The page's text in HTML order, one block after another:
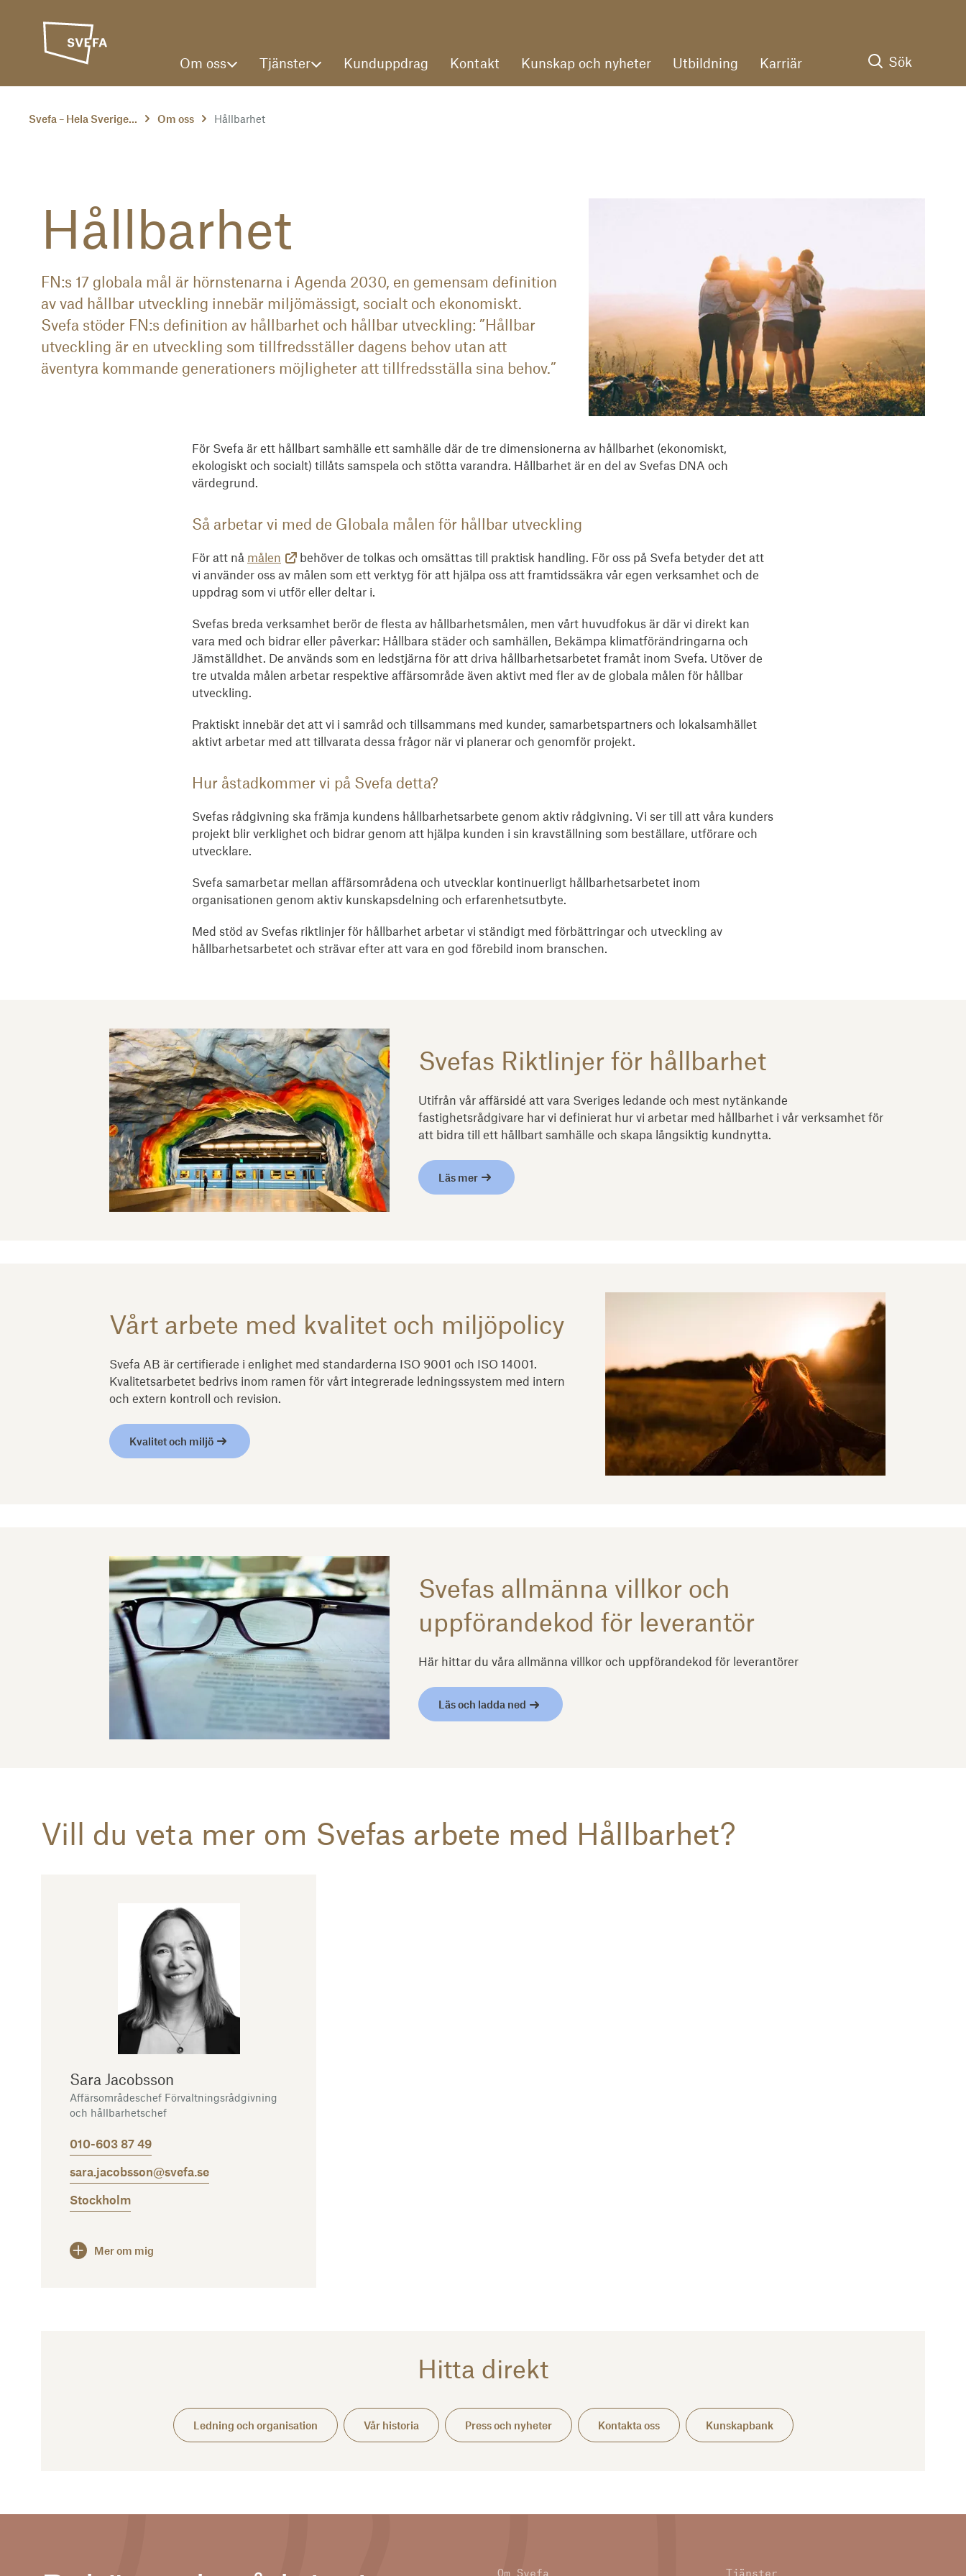
Om oss Tjänster Kunduppdrag Kontakt Kunskap och nyheter Utbildning Karriär Sök
Svefa – Hela Sverige... Om oss Håll­bar­het
Håll­bar­het
FN:s 17 globala mål är hörnstenarna i Agenda 2030, en gemensam definition
av vad hållbar utveckling innebär miljömässigt, socialt och ekonomiskt.
Svefa stöder FN:s definition av hållbarhet och hållbar utveckling: ”Hållbar
utveckling är en utveckling som tillfredsställer dagens behov utan att
äventyra kommande generationers möjligheter att tillfredsställa sina behov.”
För Svefa är ett hållbart samhälle ett samhälle där de tre dimensionerna av hållbarhet (ekonomiskt,
ekologiskt och socialt) tillåts samspela och stötta varandra. Hållbarhet är en del av Svefas DNA och
värdegrund.
Så arbetar vi med de Globala målen för hållbar utveckling
För att nå målen
behöver de tolkas och omsättas till praktisk handling. För oss på Svefa betyder det att
vi använder oss av målen som ett verktyg för att hjälpa oss att framtidssäkra vår egen verksamhet och de
uppdrag som vi utför eller deltar i.
Svefas breda verksamhet berör de flesta av hållbarhetsmålen, men vårt huvudfokus är där vi direkt kan
vara med och bidrar eller påverkar: Hållbara städer och samhällen, Bekämpa klimatförändringarna och
Jämställdhet. De används som en ledstjärna för att driva hållbarhetsarbetet framåt inom Svefa. Utöver de
tre utvalda målen arbetar respektive affärsområde även aktivt med fler av de globala målen för hållbar
utveckling.
Praktiskt innebär det att vi i samråd och tillsammans med kunder, samarbetspartners och lokalsamhället
aktivt arbetar med att tillvarata dessa frågor när vi planerar och genomför projekt.
Hur åstadkommer vi på Svefa detta?
Svefas rådgivning ska främja kundens hållbarhetsarbete genom aktiv rådgivning. Vi ser till att våra kunders
projekt blir verklighet och bidrar genom att hjälpa kunden i sin kravställning som beställare, utförare och
utvecklare.
Svefa samarbetar mellan affärsområdena och utvecklar kontinuerligt hållbarhetsarbetet inom
organisationen genom aktiv kunskapsdelning och erfarenhetsutbyte.
Med stöd av Svefas riktlinjer för hållbarhet arbetar vi ständigt med förbättringar och utveckling av
hållbarhetsarbetet och strävar efter att vara en god förebild inom branschen.
Sve­fas Rikt­lin­jer för håll­bar­het
Utifrån vår affärsidé att vara Sveriges ledande och mest nytänkande
fastighetsrådgivare har vi definierat hur vi arbetar med hållbarhet i vår verksamhet för
att bidra till ett hållbart samhälle och skapa långsiktig kundnytta.
Läs mer
Vårt arbete med kvalitet och miljöpolicy
Svefa AB är certifierade i enlighet med standarderna ISO 9001 och ISO 14001.
Kvalitetsarbetet bedrivs inom ramen för vårt integrerade ledningssystem med intern
och extern kontroll och revision.
Kva­li­tet och mil­jö
Svefas allmänna villkor och
uppförandekod för leverantör
Här hittar du våra allmänna villkor och uppförandekod för leverantörer
Läs och ladda ned
Vill du veta mer om Svefas arbete med Hållbarhet?
Sara Jacobsson
Affärsområdeschef Förvaltningsrådgivning
och hållbarhetschef
010-603 87 49
sara.jacobsson@svefa.se
Stockholm
Mer om mig
Hitta direkt
Ledning och organisation Vår histo­ria Press och nyheter Kontakta oss Kunskapbank
Om Svefa Tjänster